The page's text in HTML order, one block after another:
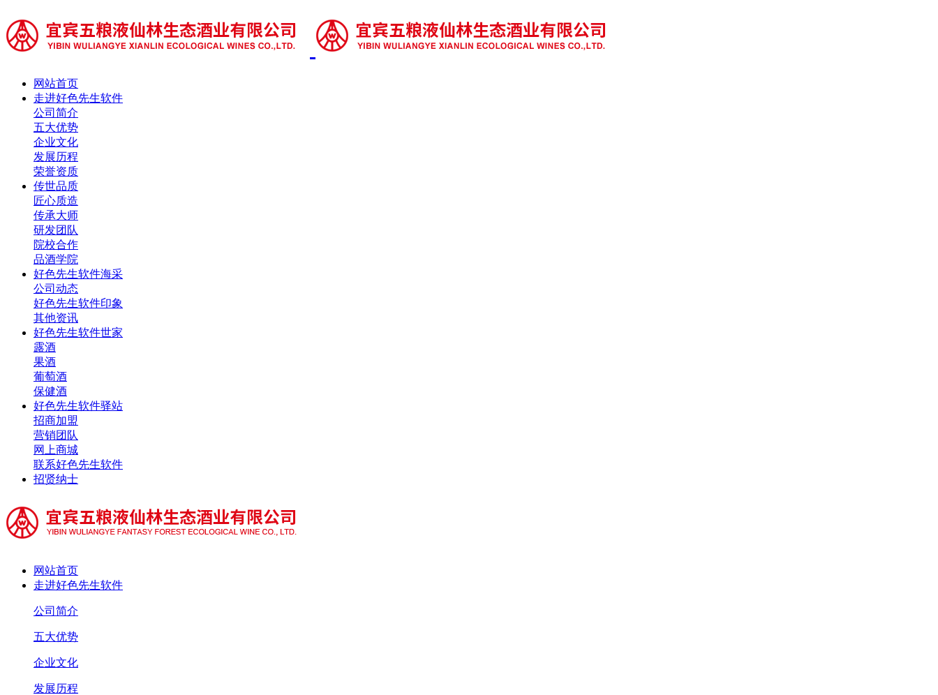
网站首页
走进好色先生软件
公司简介
五大优势
企业文化
发展历程
荣誉资质
传世品质
匠心质造
传承大师
研发团队
院校合作
品酒学院
好色先生软件海采
公司动态
好色先生软件印象
其他资讯
好色先生软件世家
露酒
果酒
葡萄酒
保健酒
好色先生软件驿站
招商加盟
营销团队
网上商城
联系好色先生软件
招贤纳士
网站首页
走进好色先生软件
公司简介
五大优势
企业文化
发展历程